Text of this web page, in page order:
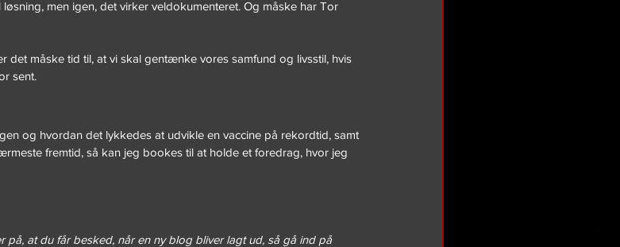
men igen, det virker veldokumenteret. Og måske har Tor
det måske tid til, at vi skal gentænke vores samfund og livsstil, hvis
sent.
og hvordan det lykkedes at udvikle en vaccine på rekordtid, samt
fremtid, så kan jeg bookes til at holde et foredrag, hvor jeg
at du får besked, når en ny blog bliver lagt ud, så gå ind på